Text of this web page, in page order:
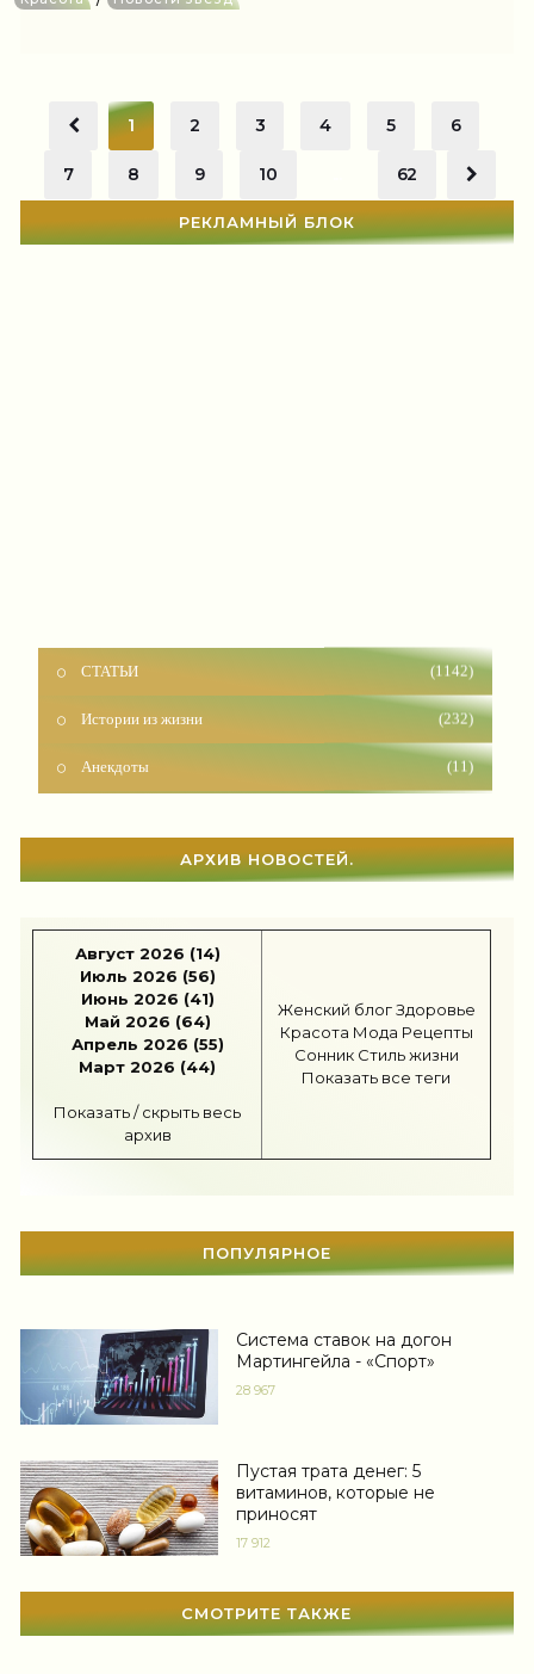
1 2 3 4 5 6
7 8 9 10 62
РЕКЛАМНЫЙ БЛОК
Истории из жизни (232)
Анекдоты (11)
Красота (927)
Наши дети (1818)
Бизнес
Рецепты (495)
Шоппинг (47)
Диеты
Отдых (110)
(56)
Дом (298)
Беременность
Новости звезд
Мода
Гадания (12)
АРХИВ НОВОСТЕЙ.
Август 2026 (14)
Июль 2026 (56)
Июнь 2026 (41)
Май 2026 (64)
Апрель 2026 (55)
Март 2026 (44)
Показать / скрыть весь
архив
Женский блог Здоровье
Красота Мода Рецепты
Сонник Стиль жизни
Показать все теги
ПОПУЛЯРНОЕ
Система ставок на догон
Мартингейла - «Спорт»
28 967
Пустая трата денег: 5
витаминов, которые не
приносят
17 912
СМОТРИТЕ ТАКЖЕ